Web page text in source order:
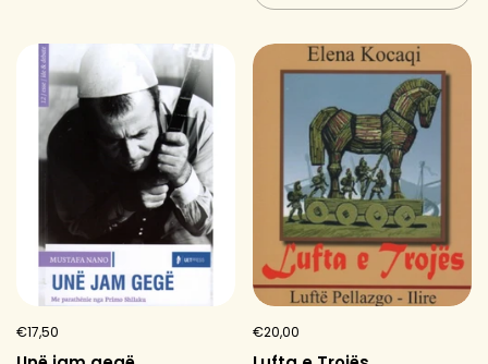
€17,50 €20,00